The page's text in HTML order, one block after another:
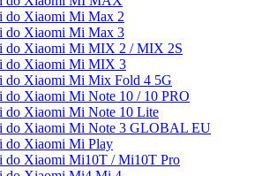
do Xiaomi Mi Max 2
do Xiaomi Mi Max 3
do Xiaomi Mi MIX 2 / MIX 2S
do Xiaomi Mi MIX 3
do Xiaomi Mi Mix Fold 4 5G
do Xiaomi Mi Note 10 / 10 PRO
do Xiaomi Mi Note 10 Lite
do Xiaomi Mi Note 3 GLOBAL EU
do Xiaomi Mi Play
do Xiaomi Mi10T / Mi10T Pro